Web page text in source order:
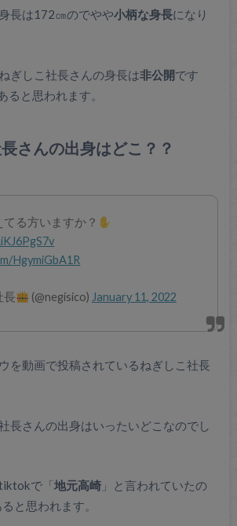
長は172㎝のでやや小柄な身長になり
ぎしこ社長さんの身長は非公開です
ると思われます。
さんの出身はどこ？？
る方いますか？
HgymiGbA1R
長 (@negisico) January 11, 2022
を動画で投稿されているねぎしこ社長
長さんの出身はいったいどこなのでし
で「地元高崎」と言われていたの
と思われます。